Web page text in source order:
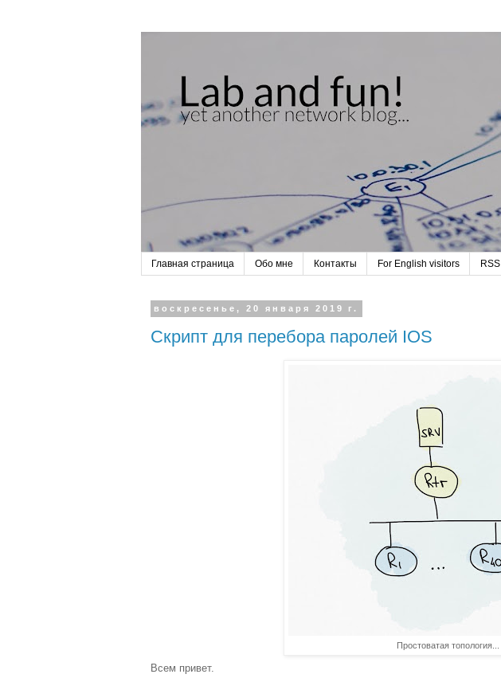
Главная страница Обо мне Контакты For English visitors RSS
воскресенье, 20 января 2019 г.
Скрипт для перебора паролей IOS
Простоватая топология...
Всем привет.